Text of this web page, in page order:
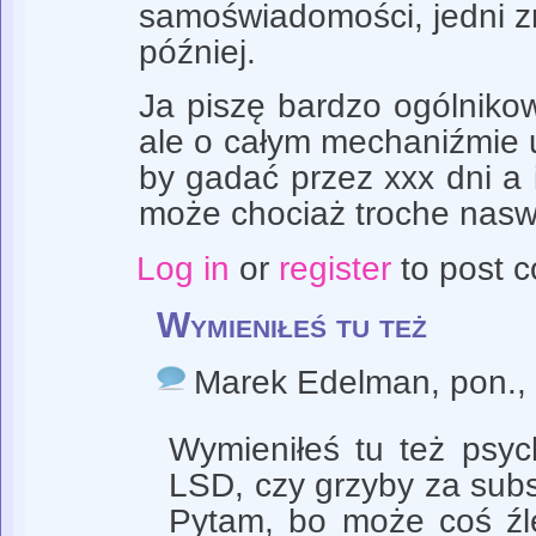
samoświadomości, jedni
później.
Ja piszę bardzo
ale o całym
by gadać przez xxx dni a
może chociaż troche
Log in or registerto post
Wymieniłeś tu też
Marek Edelman,
Wymieniłeś tu też
LSD, czy grzyby za
Pytam, bo może coś